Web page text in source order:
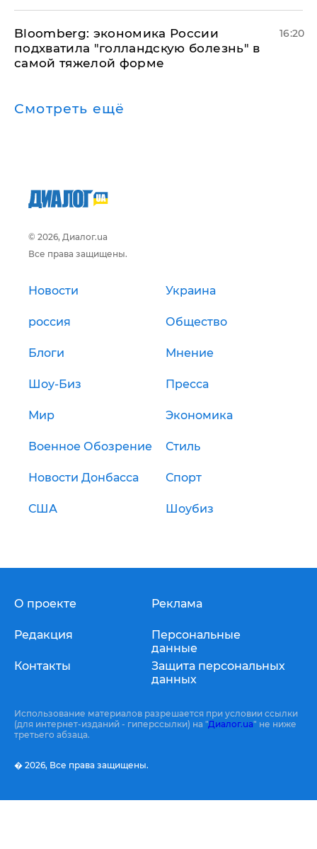
Bloomberg: экономика России
подхватила "голландскую болезнь" в
самой тяжелой форме
16:20
Смотреть ещё
© 2026, Диалог.ua
Все права защищены.
Новости Украина
россия Общество
Блоги Мнение
Шоу-Биз Пресса
Мир Экономика
Военное Обозрение Стиль
Новости Донбасса Спорт
США Шоубиз
О проекте
Редакция
Контакты
Реклама
Персональные
данные
Защита персональных
данных
Использование материалов разрешается при условии ссылки
(для интернет-изданий - гиперссылки) на "Диалог.ua" не ниже
третьего абзаца.
� 2026, Все права защищены.